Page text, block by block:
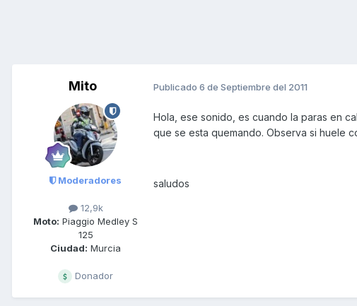
Mito
Moderadores
12,9k
Moto: Piaggio Medley S
125
Ciudad: Murcia
Donador
Publicado 6 de Septiembre del 2011
Hola, ese sonido, es cuando la paras en
que se esta quemando. Observa si huele
saludos